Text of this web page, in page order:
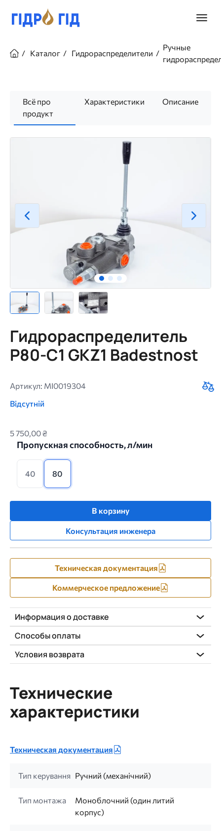
основному
Главное
навигации
Каталог Гидрораспределители
Ручные
Всё про
продукт
Характеристики Описание
Гидрораспределитель
P80-C1 GKZ1 Badestnost
Артикул: MI0019304
Відсутній
5 750,00 ₴
Пропускная способность, л/мин
40 80
В корзину
Консультация инженера
Техническая документация
Коммерческое предложение
Информация о доставке
Способы оплаты
Условия возврата
Технические
характеристики
Техническая документация
Тип керування Ручний (механічний)
Тип монтажа
Моноблочний (один литий
корпус)